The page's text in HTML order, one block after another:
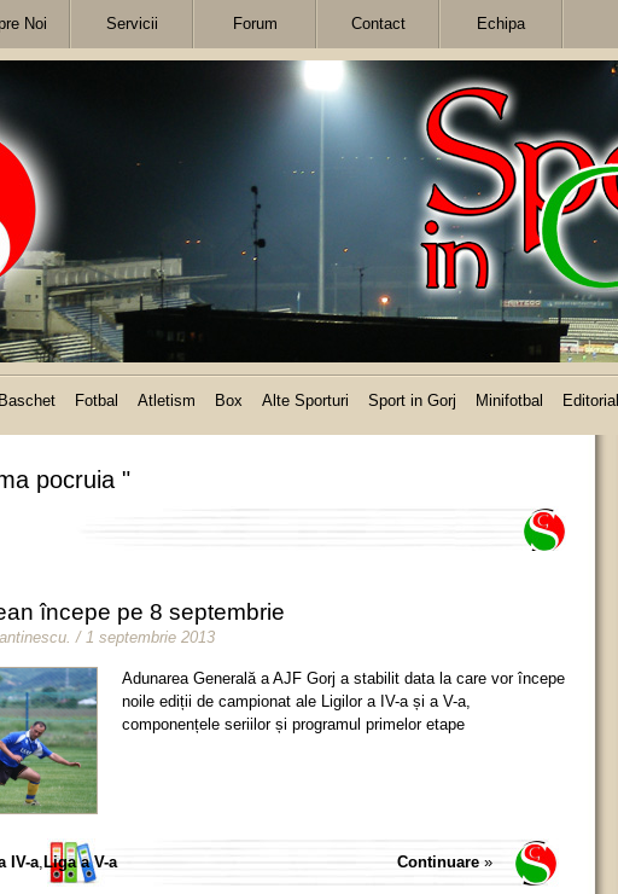
Noi Servicii Forum Contact Echipa
Baschet Fotbal Atletism Box Alte Sporturi Sport in Gorj Minifotbal Editorial
pocruia "
începe pe 8 septembrie
. / 1 septembrie 2013
Adunarea Generală a AJF Gorj a stabilit data la care vor începe
noile ediții de campionat ale Ligilor a IV-a și a V-a,
componențele seriilor și programul primelor etape
IV-a, Liga a V-a Continuare »